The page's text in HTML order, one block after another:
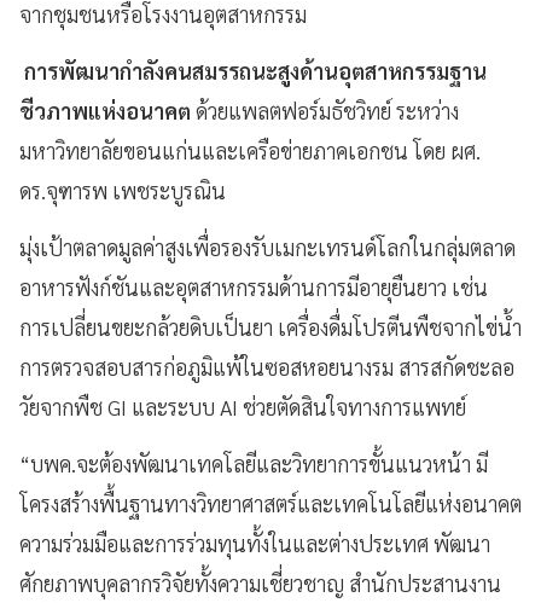
จากชุมชนหรือโรงงานอุตสาหกรรม
การพัฒนากำลังคนสมรรถนะสูงด้านอุตสาหกรรมฐาน
ชีวภาพแห่งอนาคต ด้วยแพลตฟอร์มธัชวิทย์ ระหว่าง
มหาวิทยาลัยขอนแก่นและเครือข่ายภาคเอกชน โดย ผศ.
ดร.จุฑารพ เพชระบูรณิน
มุ่งเป้าตลาดมูลค่าสูงเพื่อรองรับเมกะเทรนด์โลกในกลุ่มตลาด
อาหารฟังก์ชันและอุตสาหกรรมด้านการมีอายุยืนยาว เช่น
การเปลี่ยนขยะกล้วยดิบเป็นยา เครื่องดื่มโปรตีนพืชจากไข่น้ำ
การตรวจสอบสารก่อภูมิแพ้ในซอสหอยนางรม สารสกัดชะลอ
วัยจากพืช GI และระบบ AI ช่วยตัดสินใจทางการแพทย์
“บพค.จะต้องพัฒนาเทคโลยีและวิทยาการขั้นแนวหน้า มี
โครงสร้างพื้นฐานทางวิทยาศาสตร์และเทคโนโลยีแห่งอนาคต
ความร่วมมือและการร่วมทุนทั้งในและต่างประเทศ พัฒนา
ศักยภาพบุคลากรวิจัยทั้งความเชี่ยวชาญ สำนักประสานงาน